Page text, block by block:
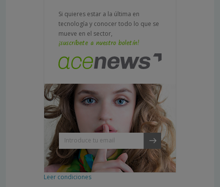
Si quieres estar a la última en
tecnología y conocer todo lo que se
mueve en el sector,
¡suscríbete a nuestro boletín!
Leer condiciones